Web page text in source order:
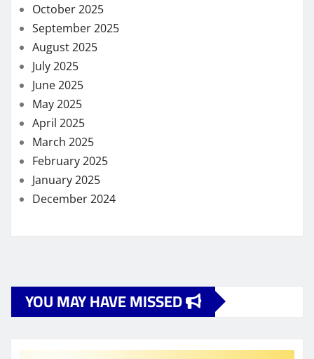
October 2025
September 2025
August 2025
July 2025
June 2025
May 2025
April 2025
March 2025
February 2025
January 2025
December 2024
YOU MAY HAVE MISSED